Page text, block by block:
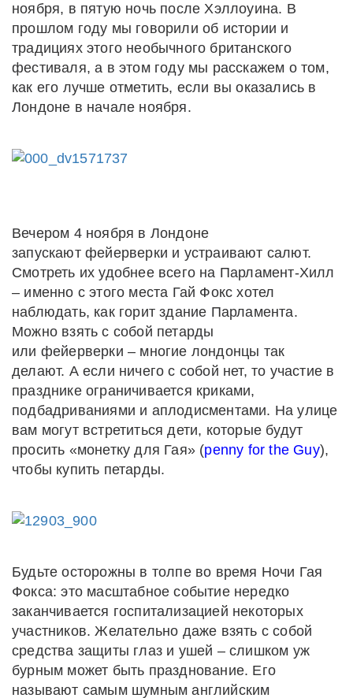
ноября, в пятую ночь после Хэллоуина. В
прошлом году мы говорили об истории и
традициях этого необычного британского
фестиваля, а в этом году мы расскажем о том,
как его лучше отметить, если вы оказались в
Лондоне в начале ноября.
Вечером 4 ноября в Лондоне
запускают фейерверки и устраивают салют.
Смотреть их удобнее всего на Парламент-Хилл
– именно с этого места Гай Фокс хотел
наблюдать, как горит здание Парламента.
Можно взять с собой петарды
или фейерверки – многие лондонцы так
делают. А если ничего с собой нет, то участие в
празднике ограничивается криками,
подбадриваниями и аплодисментами. На улице
вам могут встретиться дети, которые будут
просить «монетку для Гая» (penny for the Guy),
чтобы купить петарды.
Будьте осторожны в толпе во время Ночи Гая
Фокса: это масштабное событие нередко
заканчивается госпитализацией некоторых
участников. Желательно даже взять с собой
средства защиты глаз и ушей – слишком уж
бурным может быть празднование. Его
называют самым шумным английским